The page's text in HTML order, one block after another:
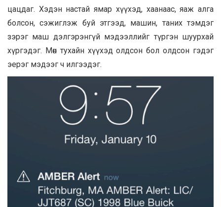
цацдаг. Хэдэн настай ямар хүүхэд, хаанаас, яаж алга
болсон, сэжиглэж буй этгээд, машин, таних тэмдэг
зэрэг маш дэлгэрэнгүй мэдээллийг түргэн шуурхай
хүргэдэг. Мөн тухайн хүүхэд олдсон бол олдсон гэдэг
эерэг мэдээг ч илгээдэг.